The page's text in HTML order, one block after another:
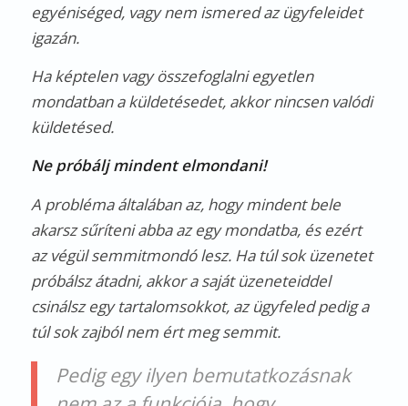
egyéniséged, vagy nem ismered az ügyfeleidet
igazán.
Ha képtelen vagy összefoglalni egyetlen
mondatban a küldetésedet, akkor nincsen valódi
küldetésed.
Ne próbálj mindent elmondani!
A probléma általában az, hogy mindent bele
akarsz sűríteni abba az egy mondatba, és ezért
az végül semmitmondó lesz. Ha túl sok üzenetet
próbálsz átadni, akkor a saját üzeneteiddel
csinálsz egy tartalomsokkot, az ügyfeled pedig a
túl sok zajból nem ért meg semmit.
Pedig egy ilyen bemutatkozásnak